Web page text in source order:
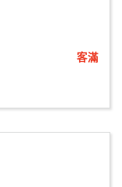
客滿